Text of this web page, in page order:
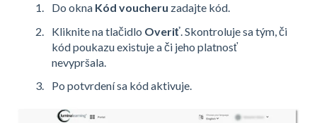
Do okna Kód voucheru zadajte kód.
Kliknite na tlačidlo Overiť . Skontroluje sa tým, či
kód poukazu existuje a či jeho platnosť
nevypršala.
Po potvrdení sa kód aktivuje.